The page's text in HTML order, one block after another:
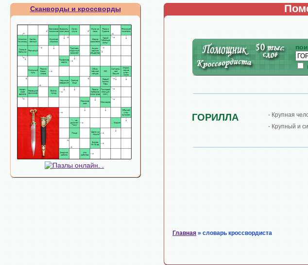
Сканворды и кроссворды
ГОРИЛЛА
- Крупная
- Крупный и
Главная » словарь кроссвордиста